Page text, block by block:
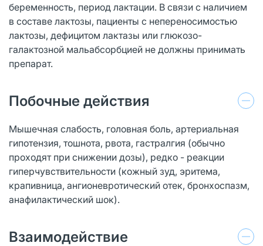
беременность, период лактации. В связи с наличием
в составе лактозы, пациенты с непереносимостью
лактозы, дефицитом лактазы или глюкозо-
галактозной мальабсорбцией не должны принимать
препарат.
Побочные действия
Мышечная слабость, головная боль, артериальная
гипотензия, тошнота, рвота, гастралгия (обычно
проходят при снижении дозы), редко - реакции
гиперчувст­вительности (кожный зуд, эритема,
крапивница, ангионевротический отек, бронхоспазм,
анафилактический шок).
Взаимодействие